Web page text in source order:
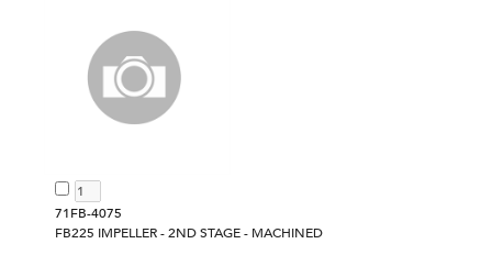
71FB-4075
FB225 IMPELLER - 2ND STAGE - MACHINED